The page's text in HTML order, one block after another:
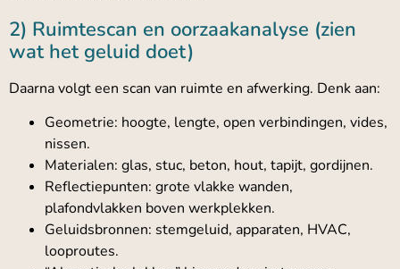
2) Ruimtescan en oorzaakanalyse (zien
wat het geluid doet)
Daarna volgt een scan van ruimte en afwerking. Denk aan:
Geometrie: hoogte, lengte, open verbindingen, vides,
nissen.
Materialen: glas, stuc, beton, hout, tapijt, gordijnen.
Reflectiepunten: grote vlakke wanden,
plafondvlakken boven werkplekken.
Geluidsbronnen: stemgeluid, apparaten, HVAC,
looproutes.